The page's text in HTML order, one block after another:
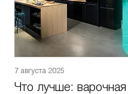
7 августа 2025
Что лучше: